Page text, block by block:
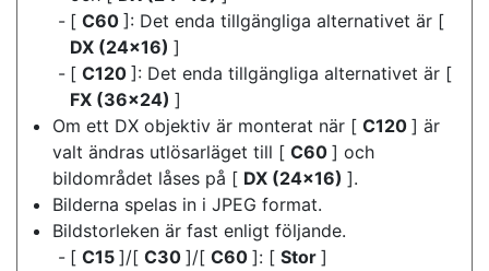
[ C60 ]: Det enda tillgängliga alternativet är [
DX (24×16) ]
[ C120 ]: Det enda tillgängliga alternativet är [
FX (36×24) ]
Om ett DX objektiv är monterat när [ C120 ] är
valt ändras utlösarläget till [ C60 ] och
bildområdet låses på [ DX (24×16) ].
Bilderna spelas in i JPEG format.
Bildstorleken är fast enligt följande.
[ C15 ]/[ C30 ]/[ C60 ]: [ Stor ]